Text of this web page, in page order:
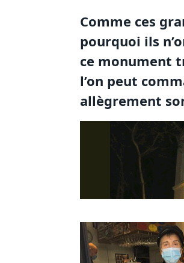
Comme ces
pourquoi ils
ce monument
l’on peut
allègrement